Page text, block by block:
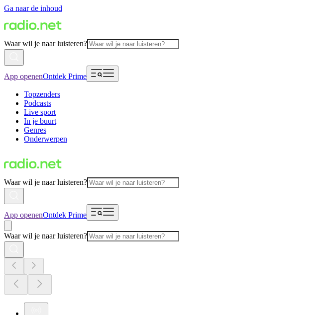
Ga naar de inhoud
Waar wil je naar luisteren?
App openenOntdek Prime
Topzenders
Podcasts
Live sport
In je buurt
Genres
Onderwerpen
Waar wil je naar luisteren?
App openenOntdek Prime
Waar wil je naar luisteren?